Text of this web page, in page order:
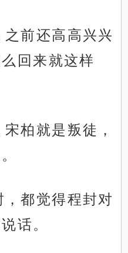
前还高高兴兴
回来就这样
柏就是叛徒，
，都觉得程封对
话。